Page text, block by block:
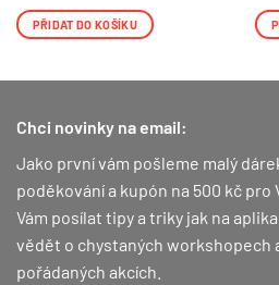
PŘIDAT DO KOŠÍKU
Chci novinky na email:
Jako první vám pošleme malý
poděkování a kupón na 500 kč pro
Vám posílat tipy a triky jak na
vědět o chystaných workshopech
pořádaných akcích.